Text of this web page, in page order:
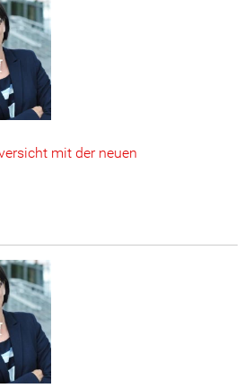
mit der neuen